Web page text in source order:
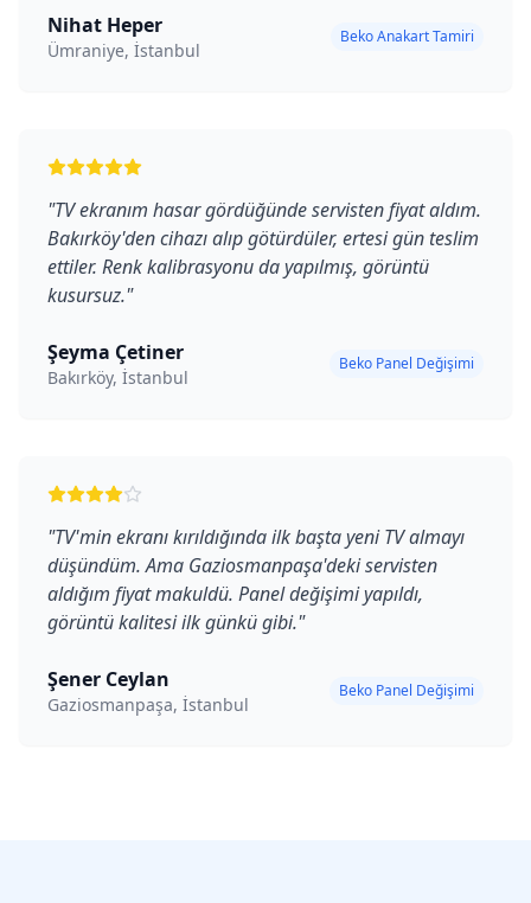
Nihat Heper
Ümraniye, İstanbul
Beko Anakart Tamiri
"TV ekranım hasar gördüğünde servisten fiyat aldım.
Bakırköy'den cihazı alıp götürdüler, ertesi gün teslim
ettiler. Renk kalibrasyonu da yapılmış, görüntü
kusursuz."
Şeyma Çetiner
Bakırköy, İstanbul
Beko Panel Değişimi
"TV'min ekranı kırıldığında ilk başta yeni TV almayı
düşündüm. Ama Gaziosmanpaşa'deki servisten
aldığım fiyat makuldü. Panel değişimi yapıldı,
görüntü kalitesi ilk günkü gibi."
Şener Ceylan
Gaziosmanpaşa, İstanbul
Beko Panel Değişimi